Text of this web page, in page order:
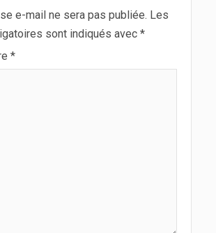
e-mail ne sera pas publiée. Les
sont indiqués avec *
*